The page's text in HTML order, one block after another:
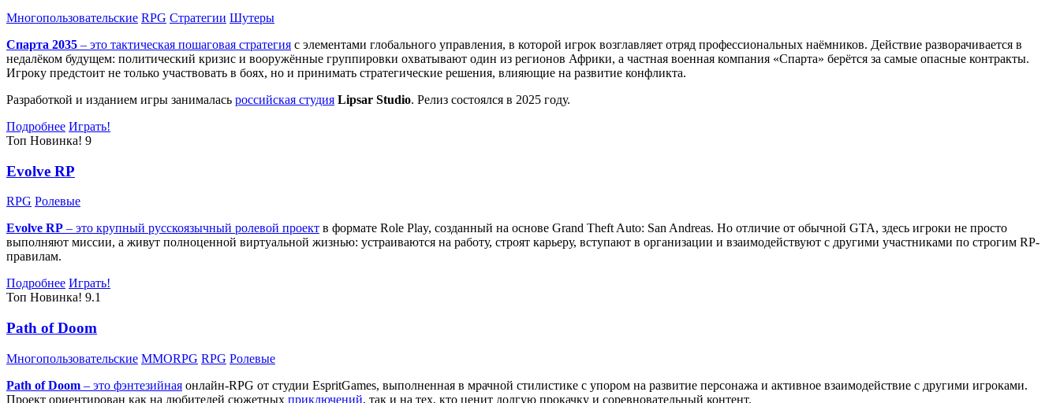
Многопользовательские RPG Стратегии Шутеры
Спарта 2035 – это тактическая пошаговая стратегия с элементами глобального управления, в которой игрок возглавляет отряд профессиональных наёмников. Действие разворачивается в
недалёком будущем: политический кризис и вооружённые группировки охватывают один из регионов Африки, а частная военная компания «Спарта» берётся за самые опасные контракты.
Игроку предстоит не только участвовать в боях, но и принимать стратегические решения, влияющие на развитие конфликта.
Разработкой и изданием игры занималась российская студия Lipsar Studio. Релиз состоялся в 2025 году.
Подробнее Играть!
Топ Новинка! 9
Evolve RP
RPG Ролевые
Evolve RP – это крупный русскоязычный ролевой проект в формате Role Play, созданный на основе Grand Theft Auto: San Andreas. Но отличие от обычной GTA, здесь игроки не просто
выполняют миссии, а живут полноценной виртуальной жизнью: устраиваются на работу, строят карьеру, вступают в организации и взаимодействуют с другими участниками по строгим RP-
правилам.
Подробнее Играть!
Топ Новинка! 9.1
Path of Doom
Многопользовательские MMORPG RPG Ролевые
Path of Doom – это фэнтезийная онлайн-RPG от студии EspritGames, выполненная в мрачной стилистике с упором на развитие персонажа и активное взаимодействие с другими игроками.
Проект ориентирован как на любителей сюжетных приключений, так и на тех, кто ценит долгую прокачку и соревновательный контент.